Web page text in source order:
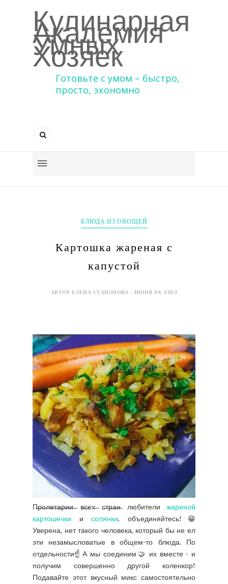
Кулинарная
Академия
Умных
Хозяек
Готовьте с умом – быстро,
просто, экономно
БЛЮДА ИЗ ОВОЩЕЙ
Картошка жареная с
капустой
АВТОР ЕЛЕНА СТАНОВОВА - ИЮНЯ 04, 2020
П̶р̶о̶л̶е̶т̶а̶р̶и̶и̶ ̶в̶с̶ех̶ ̶с̶т̶р̶а̶н̶ любители жареной
картошечки и солянки, объединяйтесь!😁
Уверена, нет такого человека, который бы не ел
эти незамысловатые в общем-то блюда. По
отдельности☝️А мы соединим🤝 их вместе - и
получим совершенно другой коленкор!
Подавайте этот вкусный микс самостоятельно